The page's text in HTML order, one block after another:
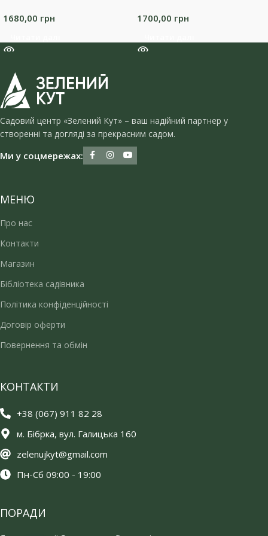
1680,00 грн 1700,00 грн
Садовий центр «Зелений Кут» – ваш надійний партнер у
створенні та догляді за прекрасним садом.
Ми у соцмережах:
МЕНЮ
Про нас
Контакти
Магазин
Бібліотека садівника
Політика конфіденційності
Договір оферти
Повернення та обмін
КОНТАКТИ
+38 (067) 911 82 28
м. Бібрка, вул. Галицька 160
zelenujkyt@gmail.com
Пн-Сб 09:00 - 19:00
ПОРАДИ